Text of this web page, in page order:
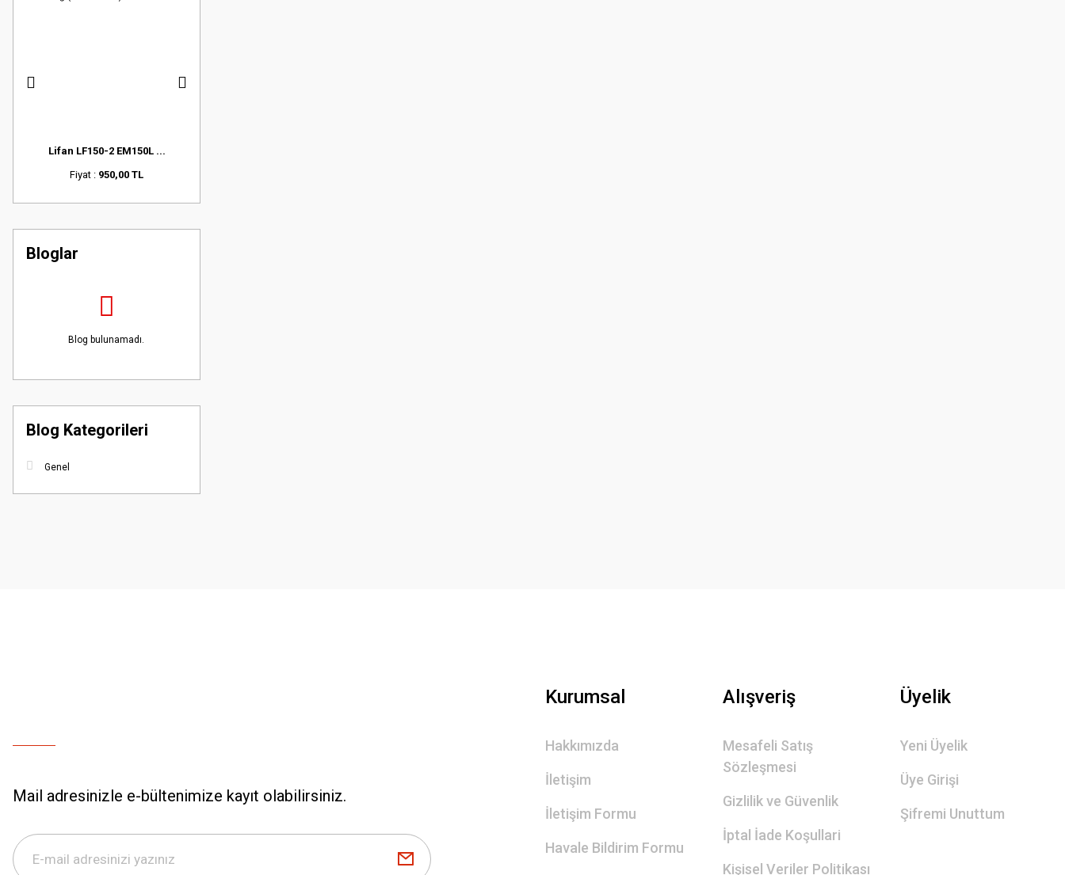
Lifan LF150-2 EM150L ...
Fiyat : 950,00 TL
Bloglar
Blog bulunamadı.
Blog Kategorileri
Genel
Mail adresinizle e-bültenimize kayıt olabilirsiniz.
Kurumsal
Hakkımızda
İletişim
İletişim Formu
Havale Bildirim Formu
Alışveriş
Mesafeli Satış
Sözleşmesi
Gizlilik ve Güvenlik
İptal İade Koşullari
Kişisel Veriler Politikası
Üyelik
Yeni Üyelik
Üye Girişi
Şifremi Unuttum